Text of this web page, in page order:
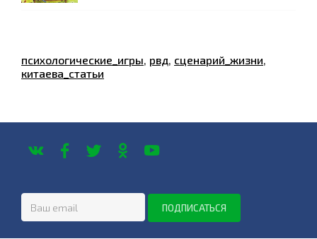
психологические_игры рвд сценарий_жизни
китаева_статьи